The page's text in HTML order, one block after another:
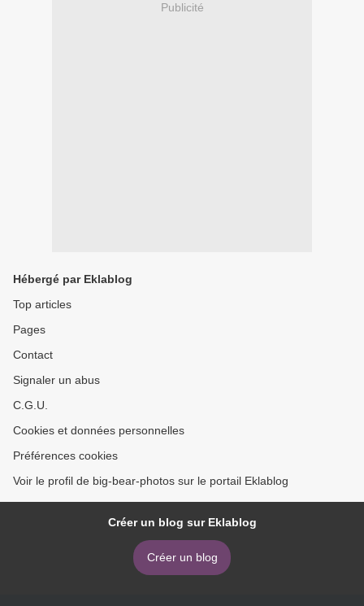
Publicité
Hébergé par Eklablog
Top articles
Pages
Contact
Signaler un abus
C.G.U.
Cookies et données personnelles
Préférences cookies
Voir le profil de big-bear-photos sur le portail Eklablog
Créer un blog sur Eklablog
Créer un blog